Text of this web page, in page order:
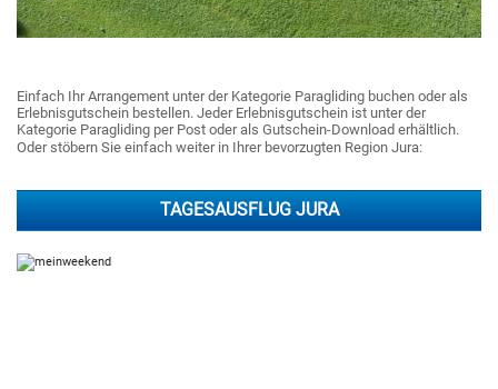
Einfach Ihr Arrangement unter der Kategorie Paragliding buchen oder als
Erlebnisgutschein bestellen. Jeder Erlebnisgutschein ist unter der
Kategorie Paragliding per Post oder als Gutschein-Download erhältlich.
Oder stöbern Sie einfach weiter in Ihrer bevorzugten Region Jura:
TAGESAUSFLUG JURA